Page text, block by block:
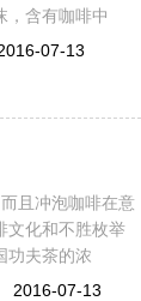
，含有咖啡中
07-13
且冲泡咖啡在意
文化和不胜枚举
功夫茶的浓
2016-07-13